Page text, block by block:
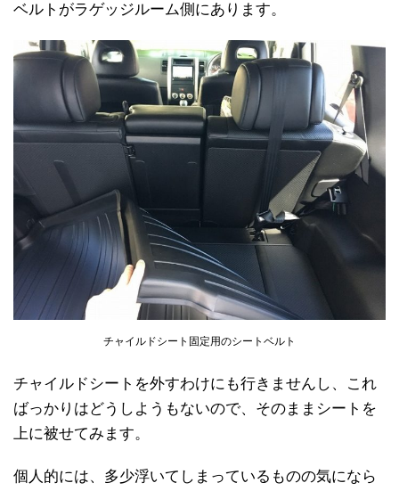
ベルトがラゲッジルーム側にあります。
チャイルドシート固定用のシートベルト
チャイルドシートを外すわけにも行きませんし、これ
ばっかりはどうしようもないので、そのままシートを
上に被せてみます。
個人的には、多少浮いてしまっているものの気になら